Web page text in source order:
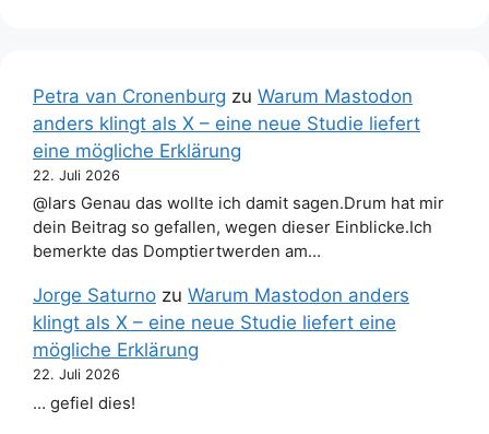
Petra van Cronenburg zu Warum Mastodon
anders klingt als X – eine neue Studie liefert
eine mögliche Erklärung
22. Juli 2026
@lars Genau das wollte ich damit sagen.Drum hat mir
dein Beitrag so gefallen, wegen dieser Einblicke.Ich
bemerkte das Domptiertwerden am…
Jorge Saturno zu Warum Mastodon anders
klingt als X – eine neue Studie liefert eine
mögliche Erklärung
22. Juli 2026
… gefiel dies!